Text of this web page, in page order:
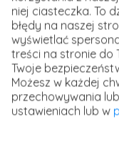
trwałych relacji
wzajemnie
inspiracja ludzi,
rozwijanie
motywowania
w roli lidera.
niej ciasteczka. To
błędy na naszej
wyświetlać
treści na stronie do
Twoje
Możesz w każdej
przechowywania
ustawieniach lub w